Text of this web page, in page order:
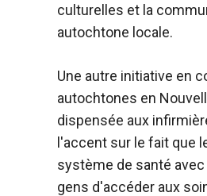
culturelles et la
autochtone locale.
Une autre initiative en
autochtones en
dispensée aux
l'accent sur le fait que
système de santé
gens d'accéder aux